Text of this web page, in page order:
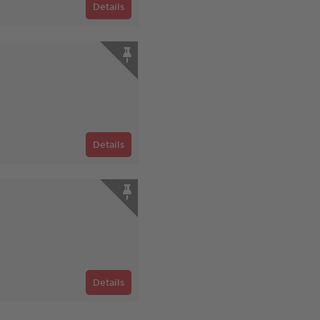
Details
Details
Details